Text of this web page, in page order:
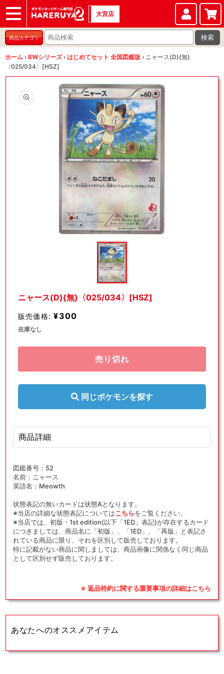
ショップ
店頭買取
店舗
イベント
大宮店
商品カテゴリ 検索
ホーム › BWシリーズ › はじめてセット 全国図鑑版 › ニャース(D){無}
〈025/034〉[HSZ]
ィ
(1)
を
ニャース(D){無}〈025/034〉[HSZ]
販売価格: ¥300
在庫なし
売り切れ
同じポケモンを探す
商品詳細
図鑑番号：52
名前：ニャース
英語名：Meowth
状態表記の無いカードは状態Aとなります。
※当店の詳細な状態表記についてはこちらをご覧ください。
※当店では、初版・1st edition(以下「1ED」表記)が存在するカード
につきましては、商品名に「初版」、「1ED」、「再版」と表記さ
れている商品に限り、それを区別して販売しております。
特に記載がない商品に関しましては、商品画像に関係なく同じ商品
として区別せず販売しております。
※ 返品特約に関する重要事項の詳細はこちら
あなたへのオススメアイテム